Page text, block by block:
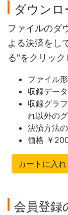
ダウンロ
ファイルのダ
よる決済をし
る"をクリック
ファイル
収録デー
収録グラ
れ以外の
決済方法
価格 ￥
カートに入れ
会員登録